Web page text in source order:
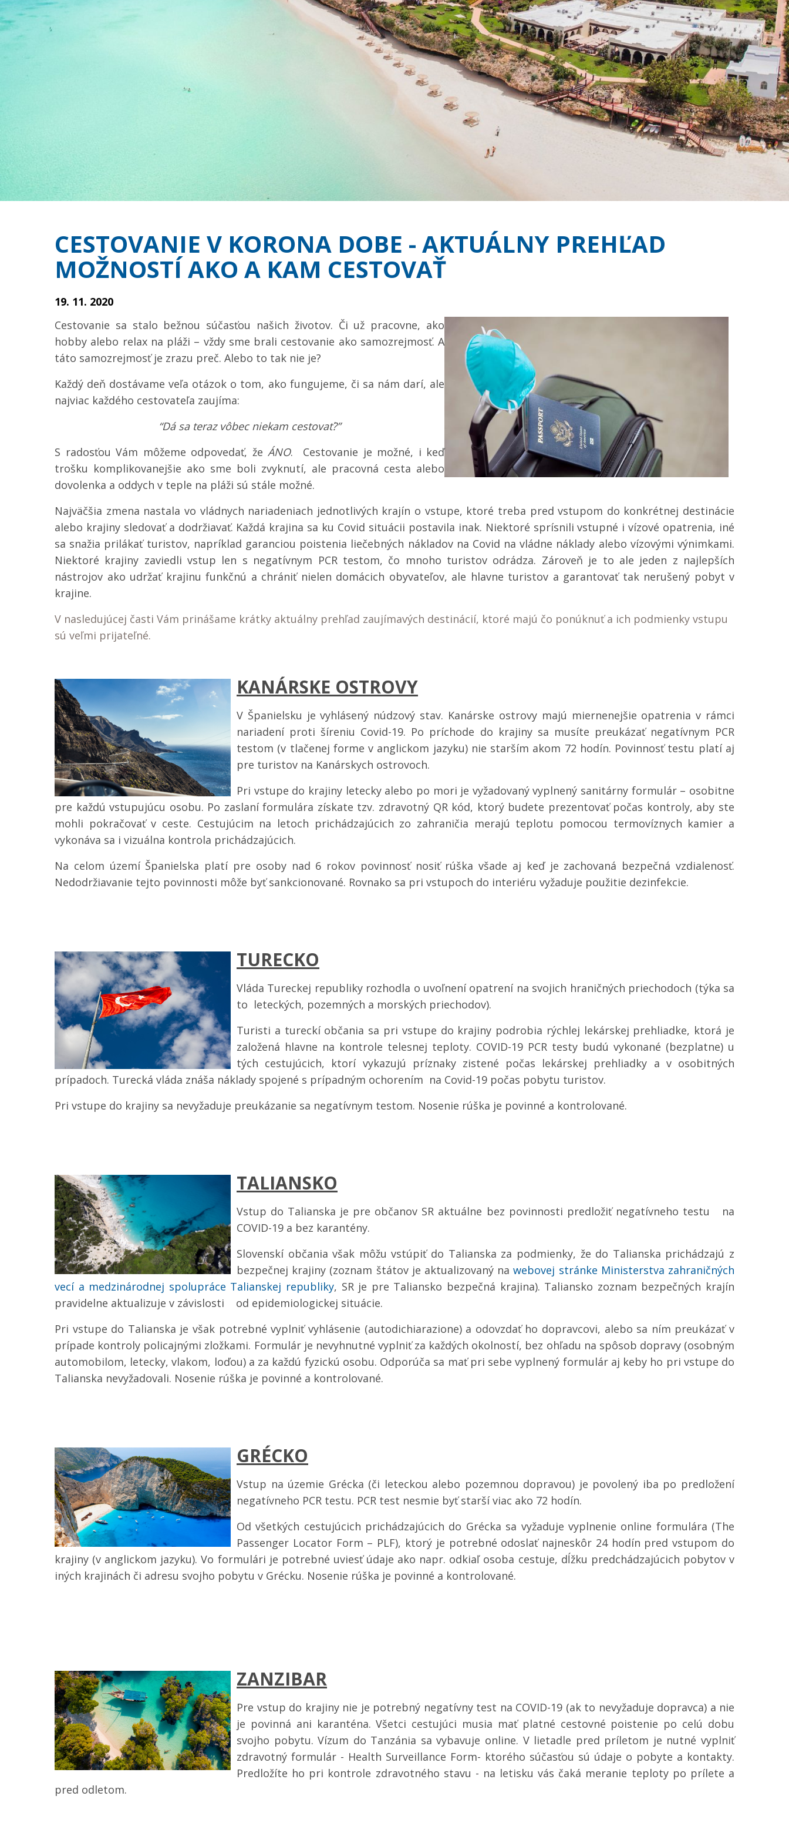
CESTOVANIE V KORONA DOBE - AKTUÁLNY PREHĽAD
MOŽNOSTÍ AKO A KAM CESTOVAŤ
19. 11. 2020
Cestovanie sa stalo bežnou súčasťou našich životov. Či už pracovne, ako
hobby alebo relax na pláži – vždy sme brali cestovanie ako samozrejmosť. A
táto samozrejmosť je zrazu preč. Alebo to tak nie je?
Každý deň dostávame veľa otázok o tom, ako fungujeme, či sa nám darí, ale
najviac každého cestovateľa zaujíma:
“Dá sa teraz vôbec niekam cestovať?”
S radosťou Vám môžeme odpovedať, že ÁNO. Cestovanie je možné, i keď
trošku komplikovanejšie ako sme boli zvyknutí, ale pracovná cesta alebo
dovolenka a oddych v teple na pláži sú stále možné.
Najväčšia zmena nastala vo vládnych nariadeniach jednotlivých krajín o vstupe, ktoré treba pred vstupom do konkrétnej destinácie
alebo krajiny sledovať a dodržiavať. Každá krajina sa ku Covid situácii postavila inak. Niektoré sprísnili vstupné i vízové opatrenia, iné
sa snažia prilákať turistov, napríklad garanciou poistenia liečebných nákladov na Covid na vládne náklady alebo vízovými výnimkami.
Niektoré krajiny zaviedli vstup len s negatívnym PCR testom, čo mnoho turistov odrádza. Zároveň je to ale jeden z najlepších
nástrojov ako udržať krajinu funkčnú a chrániť nielen domácich obyvateľov, ale hlavne turistov a garantovať tak nerušený pobyt v
krajine.
V nasledujúcej časti Vám prinášame krátky aktuálny prehľad zaujímavých destinácií, ktoré majú čo ponúknuť a ich podmienky vstupu
sú veľmi prijateľné.
KANÁRSKE OSTROVY
V Španielsku je vyhlásený núdzový stav. Kanárske ostrovy majú miernenejšie opatrenia v rámci
nariadení proti šíreniu Covid-19. Po príchode do krajiny sa musíte preukázať negatívnym PCR
testom (v tlačenej forme v anglickom jazyku) nie starším akom 72 hodín. Povinnosť testu platí aj
pre turistov na Kanárskych ostrovoch.
Pri vstupe do krajiny letecky alebo po mori je vyžadovaný vyplnený sanitárny formulár – osobitne
pre každú vstupujúcu osobu. Po zaslaní formulára získate tzv. zdravotný QR kód, ktorý budete prezentovať počas kontroly, aby ste
mohli pokračovať v ceste. Cestujúcim na letoch prichádzajúcich zo zahraničia merajú teplotu pomocou termovíznych kamier a
vykonáva sa i vizuálna kontrola prichádzajúcich.
Na celom území Španielska platí pre osoby nad 6 rokov povinnosť nosiť rúška všade aj keď je zachovaná bezpečná vzdialenosť.
Nedodržiavanie tejto povinnosti môže byť sankcionované. Rovnako sa pri vstupoch do interiéru vyžaduje použitie dezinfekcie.
TURECKO
Vláda Tureckej republiky rozhodla o uvoľnení opatrení na svojich hraničných priechodoch (týka sa
to leteckých, pozemných a morských priechodov).
Turisti a tureckí občania sa pri vstupe do krajiny podrobia rýchlej lekárskej prehliadke, ktorá je
založená hlavne na kontrole telesnej teploty. COVID-19 PCR testy budú vykonané (bezplatne) u
tých cestujúcich, ktorí vykazujú príznaky zistené počas lekárskej prehliadky a v osobitných
prípadoch. Turecká vláda znáša náklady spojené s prípadným ochorením na Covid-19 počas pobytu turistov.
Pri vstupe do krajiny sa nevyžaduje preukázanie sa negatívnym testom. Nosenie rúška je povinné a kontrolované.
TALIANSKO
Vstup do Talianska je pre občanov SR aktuálne bez povinnosti predložiť negatívneho testu na
COVID-19 a bez karantény.
Slovenskí občania však môžu vstúpiť do Talianska za podmienky, že do Talianska prichádzajú z
bezpečnej krajiny (zoznam štátov je aktualizovaný nawebovej stránke Ministerstva zahraničných
vecí a medzinárodnej spolupráce Talianskej republiky, SR je pre Taliansko bezpečná krajina). Taliansko zoznam bezpečných krajín
pravidelne aktualizuje v závislosti od epidemiologickej situácie.
Pri vstupe do Talianska je však potrebné vyplniť vyhlásenie (autodichiarazione) a odovzdať ho dopravcovi, alebo sa ním preukázať v
prípade kontroly policajnými zložkami. Formulár je nevyhnutné vyplniť za každých okolností, bez ohľadu na spôsob dopravy (osobným
automobilom, letecky, vlakom, loďou) a za každú fyzickú osobu. Odporúča sa mať pri sebe vyplnený formulár aj keby ho pri vstupe do
Talianska nevyžadovali. Nosenie rúška je povinné a kontrolované.
GRÉCKO
Vstup na územie Grécka (či leteckou alebo pozemnou dopravou) je povolený iba po predložení
negatívneho PCR testu. PCR test nesmie byť starší viac ako 72 hodín.
Od všetkých cestujúcich prichádzajúcich do Grécka sa vyžaduje vyplnenie online formulára (The
Passenger Locator Form – PLF), ktorý je potrebné odoslať najneskôr 24 hodín pred vstupom do
krajiny (v anglickom jazyku). Vo formulári je potrebné uviesť údaje ako napr. odkiaľ osoba cestuje, dĺžku predchádzajúcich pobytov v
iných krajinách či adresu svojho pobytu v Grécku. Nosenie rúška je povinné a kontrolované.
ZANZIBAR
Pre vstup do krajiny nie je potrebný negatívny test na COVID-19 (ak to nevyžaduje dopravca) a nie
je povinná ani karanténa. Všetci cestujúci musia mať platné cestovné poistenie po celú dobu
svojho pobytu. Vízum do Tanzánia sa vybavuje online. V lietadle pred príletom je nutné vyplniť
zdravotný formulár - Health Surveillance Form- ktorého súčasťou sú údaje o pobyte a kontakty.
Predložíte ho pri kontrole zdravotného stavu - na letisku vás čaká meranie teploty po prílete a
pred odletom.